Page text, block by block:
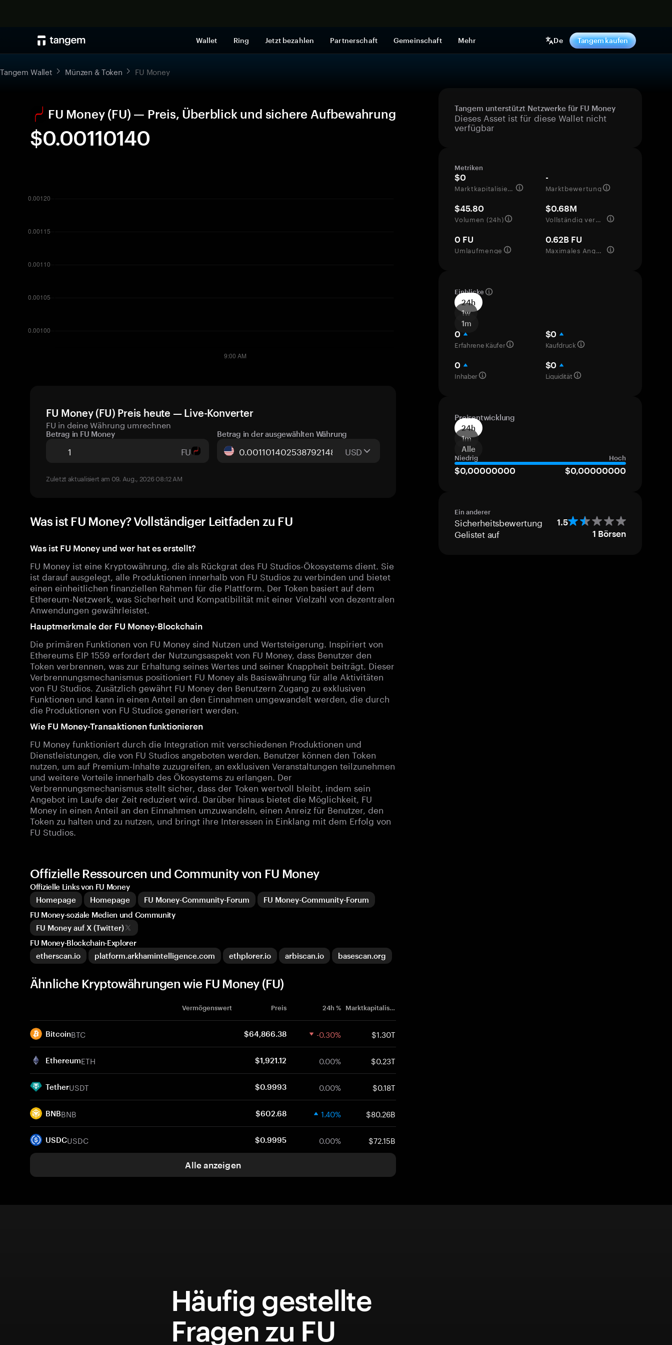
Wallet Ring Jetzt bezahlen Partnerschaft Gemeinschaft Mehr De Tangem kaufen
Tangem Wallet Münzen & Token FU Money
FU Money (FU) — Preis, Überblick und sichere Aufbewahrung
$0.00110140
FU Money (FU) Preis heute — Live-Konverter
FU in deine Währung umrechnen
Betrag in FU Money
FU
Betrag in der ausgewählten Währung
USD
Zuletzt aktualisiert am 09. Aug., 2026 08:12 AM
Was ist FU Money? Vollständiger Leitfaden zu FU
Was ist FU Money und wer hat es erstellt?
FU Money ist eine Kryptowährung, die als Rückgrat des FU Studios-Ökosystems dient. Sie
ist darauf ausgelegt, alle Produktionen innerhalb von FU Studios zu verbinden und bietet
einen einheitlichen finanziellen Rahmen für die Plattform. Der Token basiert auf dem
Ethereum-Netzwerk, was Sicherheit und Kompatibilität mit einer Vielzahl von dezentralen
Anwendungen gewährleistet.
Hauptmerkmale der FU Money-Blockchain
Die primären Funktionen von FU Money sind Nutzen und Wertsteigerung. Inspiriert von
Ethereums EIP 1559 erfordert der Nutzungsaspekt von FU Money, dass Benutzer den
Token verbrennen, was zur Erhaltung seines Wertes und seiner Knappheit beiträgt. Dieser
Verbrennungsmechanismus positioniert FU Money als Basiswährung für alle Aktivitäten
von FU Studios. Zusätzlich gewährt FU Money den Benutzern Zugang zu exklusiven
Funktionen und kann in einen Anteil an den Einnahmen umgewandelt werden, die durch
die Produktionen von FU Studios generiert werden.
Wie FU Money-Transaktionen funktionieren
FU Money funktioniert durch die Integration mit verschiedenen Produktionen und
Dienstleistungen, die von FU Studios angeboten werden. Benutzer können den Token
nutzen, um auf Premium-Inhalte zuzugreifen, an exklusiven Veranstaltungen teilzunehmen
und weitere Vorteile innerhalb des Ökosystems zu erlangen. Der
Verbrennungsmechanismus stellt sicher, dass der Token wertvoll bleibt, indem sein
Angebot im Laufe der Zeit reduziert wird. Darüber hinaus bietet die Möglichkeit, FU
Money in einen Anteil an den Einnahmen umzuwandeln, einen Anreiz für Benutzer, den
Token zu halten und zu nutzen, und bringt ihre Interessen in Einklang mit dem Erfolg von
FU Studios.
Tangem unterstützt Netzwerke für FU Money
Dieses Asset ist für diese Wallet nicht
verfügbar
Metriken
$0
Marktkapitalisierung
-
Marktbewertung
$45.80
Volumen (24h)
$0.68M
Vollständig verwässerte Bewertung
0 FU
Umlaufmenge
0.62B FU
Maximales Angebot
Einblicke
24h
1w
1m
0
Erfahrene Käufer
$0
Kaufdruck
0
Inhaber
$0
Liquidität
Preisentwicklung
24h
1m
Alle
Niedrig Hoch
$0,00000000 $0,00000000
Ein anderer
Sicherheitsbewertung 1.5
Gelistet auf 1 Börsen
Offizielle Ressourcen und Community von FU Money
Offizielle Links von FU Money
Homepage
Homepage FU Money-Community-Forum
FU Money-Community-Forum
FU Money-soziale Medien und Community
FU Money auf X (Twitter)
FU Money-Blockchain-Explorer
etherscan.io
platform.arkhamintelligence.com ethplorer.io arbiscan.io basescan.org
Ähnliche Kryptowährungen wie FU Money (FU)
Vermögenswert Preis 24h % Marktkapitalisierung
BitcoinBTC $64,866.38 -0.30% $1.30T
EthereumETH $1,921.12 0.00% $0.23T
TetherUSDT $0.9993 0.00% $0.18T
BNBBNB $602.68 1.40% $80.26B
USDCUSDC $0.9995 0.00% $72.15B
Alle anzeigen
Häufig gestellte
Fragen zu FU